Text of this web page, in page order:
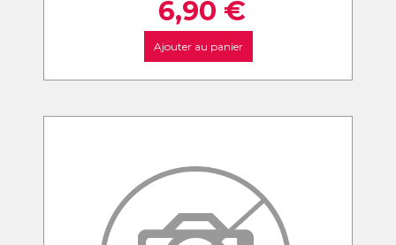
6,90 €
Ajouter au panier